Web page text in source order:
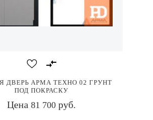
ДВЕРЬ АРМА ТЕХНО 02 ГРУНТ
ПОД ПОКРАСКУ
Цена 81 700 руб.